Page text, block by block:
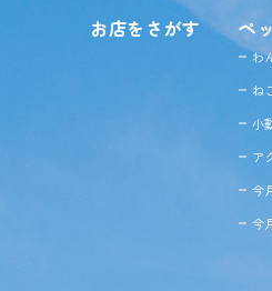
お店をさがす ペ
わ
ね
小
ア
今
今